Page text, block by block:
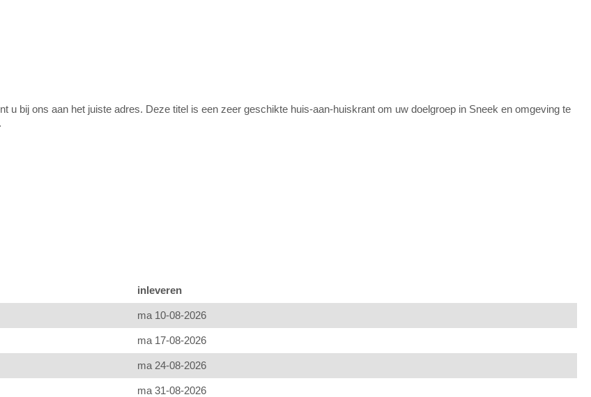
u bij ons aan het juiste adres. Deze titel is een zeer geschikte huis-aan-huiskrant om uw doelgroep in Sneek en omgeving te
inleveren
ma 10-08-2026
ma 17-08-2026
ma 24-08-2026
ma 31-08-2026